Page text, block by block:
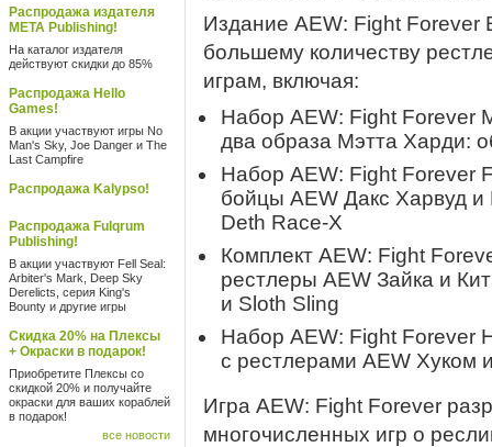
Распродажа издателя
META Publishing!
На каталог издателя
действуют скидки до 85%
Распродажа Hello
Games!
В акции участвуют игры No
Man's Sky, Joe Danger и The
Last Campfire
Распродажа Kalypso!
Распродажа Fulqrum
Publishing!
В акции участвуют Fell Seal:
Arbiter's Mark, Deep Sky
Derelicts, серия King's
Bounty и другие игры
Скидка 20% на Плексы
+ Окраски в подарок!
Приобретите Плексы со
скидкой 20% и получайте
окраски для ваших кораблей
в подарок!
все новости
Издание AEW: Fight Forever
большему количеству
играм, включая:
Набор AEW: Fight Forever
два образа Мэтта Харди:
Набор AEW: Fight Forever
бойцы AEW Дакс Харвуд
Deth Race-X
Комплект AEW: Fight
рестлеры AEW Зайка и
и Sloth Sling
Набор AEW: Fight Forever
с рестлерами AEW Хуком
Игра AEW: Fight Forever
многочисленных игр о